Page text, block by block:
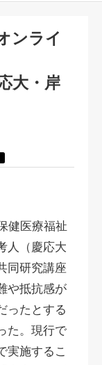
ンライ
大・岸
健医療福祉
人（慶応大
同研究講座
や抵抗感が
ったとする
た。現行で
実施するこ